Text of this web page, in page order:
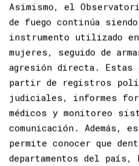
Asimismo, el
de fuego continúa
instrumento utilizado
mujeres, seguido de
agresión directa. Estas
partir de registros
judiciales, informes
médicos y monitoreo
comunicación. Además,
permite conocer que